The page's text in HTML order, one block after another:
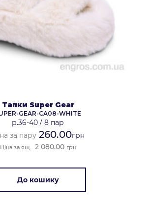
Тапки Super Gear
GEAR-CA08-WHITE
р.36-40 / 8 пар
за пару260.00грн
Ціна за ящ. 2 080.00 грн
До кошику